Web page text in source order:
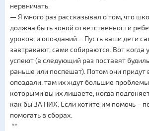
нервничать.
— Я много раз рассказывал о том, что
должна быть зоной ответственности
уроков, и опозданий… Пусть ваши дети
завтракают, сами собираются. Вот когда
успеют (в следующий раз поставят
раньше или поспешат). Потом они придут
опоздали, там их ждут большие
которыми вы их лишаете, когда
как бы ЗА НИХ. Если хотите им помочь –
помогать в сборах.
**